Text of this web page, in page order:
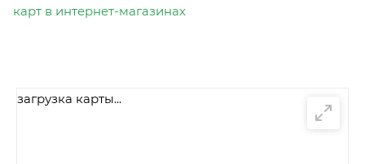
карт в интернет-магазинах
загрузка карты...